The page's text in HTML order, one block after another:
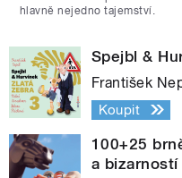
hlavně nejedno tajemství.
Spejbl &
František
Koupit
100+25
a bizarností